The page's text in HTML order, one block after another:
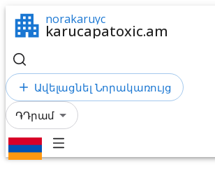
norakaruyc
karucapatoxic.am
Ավելացնել Նորակառույց
֏Դրամ